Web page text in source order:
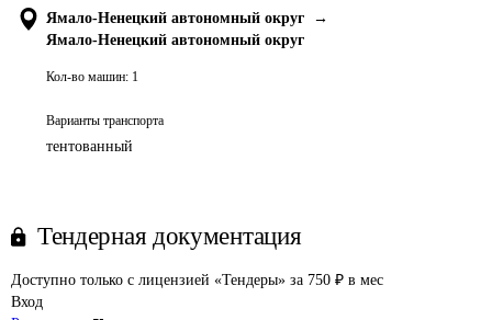
Ямало-Ненецкий автономный округ
→
Ямало-Ненецкий автономный округ
Кол-во машин: 1
Варианты транспорта
тентованный
Тендерная документация
Доступно только с лицензией «Тендеры» за 750 ₽ в мес
Вход